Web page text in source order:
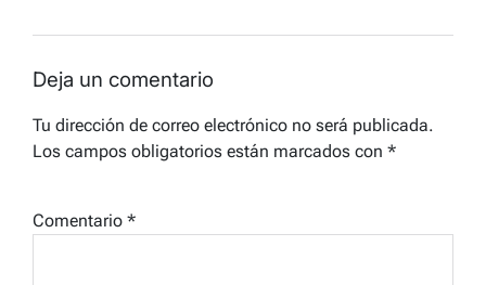
Deja un comentario
Tu dirección de correo electrónico no será publicada.
Los campos obligatorios están marcados con *
Comentario *